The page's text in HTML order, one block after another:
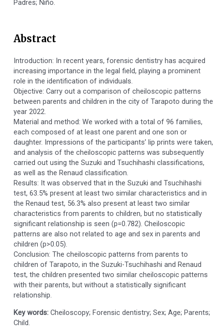
Padres; Niño.
Abstract
Introduction: In recent years, forensic dentistry has acquired
increasing importance in the legal field, playing a prominent
role in the identification of individuals.
Objective: Carry out a comparison of cheiloscopic patterns
between parents and children in the city of Tarapoto during the
year 2022.
Material and method: We worked with a total of 96 families,
each composed of at least one parent and one son or
daughter. Impressions of the participants’ lip prints were taken,
and analysis of the cheiloscopic patterns was subsequently
carried out using the Suzuki and Tsuchihashi classifications,
as well as the Renaud classification.
Results: It was observed that in the Suzuki and Tsuchihashi
test, 63.5% present at least two similar characteristics and in
the Renaud test, 56.3% also present at least two similar
characteristics from parents to children, but no statistically
significant relationship is seen (p=0.782). Cheiloscopic
patterns are also not related to age and sex in parents and
children (p>0.05).
Conclusion: The cheiloscopic patterns from parents to
children of Tarapoto, in the Suzuki-Tsuchihashi and Renaud
test, the children presented two similar cheiloscopic patterns
with their parents, but without a statistically significant
relationship.
Key words:Cheiloscopy; Forensic dentistry; Sex; Age; Parents;
Child.